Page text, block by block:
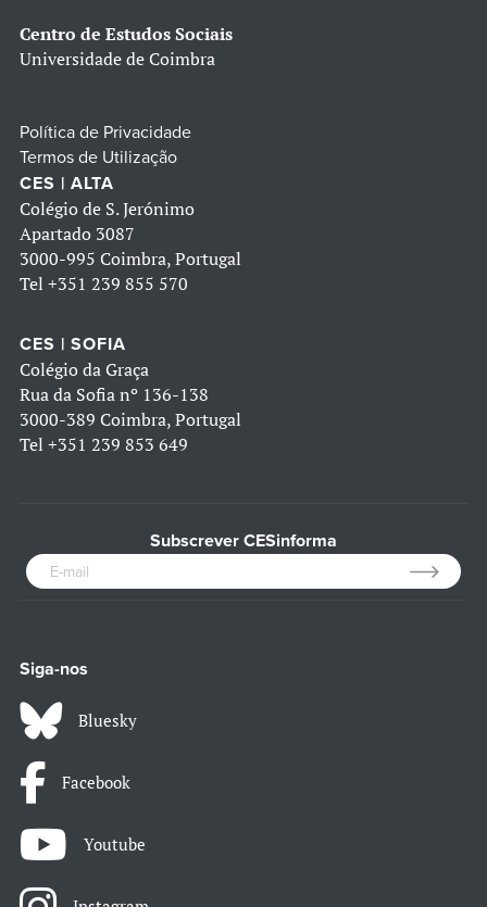
Centro de Estudos Sociais
Universidade de Coimbra
Política de Privacidade
Termos de Utilização
CES | ALTA
Colégio de S. Jerónimo
Apartado 3087
3000-995 Coimbra, Portugal
Tel +351 239 855 570
CES | SOFIA
Colégio da Graça
Rua da Sofia nº 136-138
3000-389 Coimbra, Portugal
Tel +351 239 853 649
Subscrever CESinforma
Siga-nos
Bluesky
Facebook
Youtube